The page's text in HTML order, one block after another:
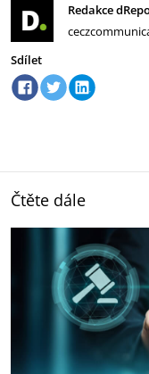
Redakce
Sdílet
Čtěte dále